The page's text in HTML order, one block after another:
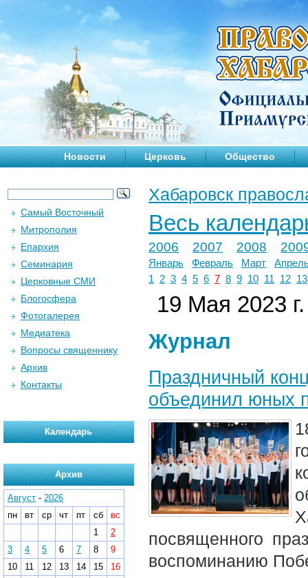
Новости Церковь Общество
Хабаровск
Весь
2006 2007 2008
Январь Февраль Март
1
2 3 4 5 6 7 8 9 10 11 12 13
19 Мая 2023 г.
Журнал
Праздничный
объединил юных
посвященного
воспоминанию
Самый Восточный
Митрополия
Епархия
Семинария
Церковные СМИ
Блогосфера
Фотогалерея
Медиатека
Вопросы священнику
Архив
Контакты
Календарь
Архив
Август - 2026
пн
вт ср чт пт сб
вс
1
2
3
4 5 6 7 8
9
10
11 12 13 14 15
16